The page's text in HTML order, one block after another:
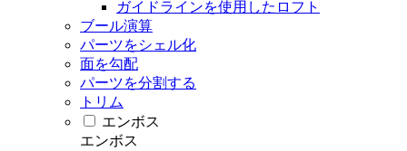
ガイドラインを使用したロフト
ブール演算
パーツをシェル化
面を勾配
パーツを分割する
トリム
エンボス
エンボス